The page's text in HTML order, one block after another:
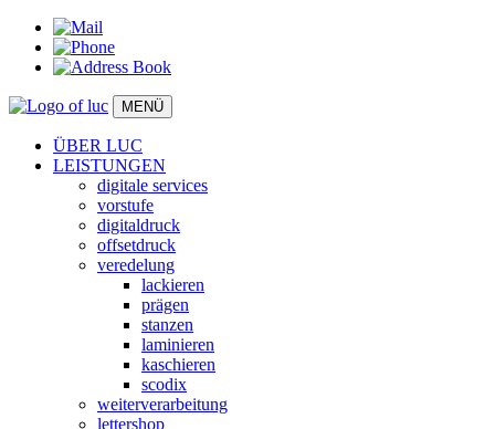
MENÜ
ÜBER LUC
LEISTUNGEN
digitale services
vorstufe
digitaldruck
offsetdruck
veredelung
lackieren
prägen
stanzen
laminieren
kaschieren
scodix
weiterverarbeitung
lettershop